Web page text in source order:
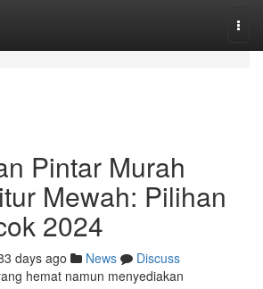
Pintar Murah
Mewah: Pilihan
2024
days ago News
Discuss
hemat namun menyediakan